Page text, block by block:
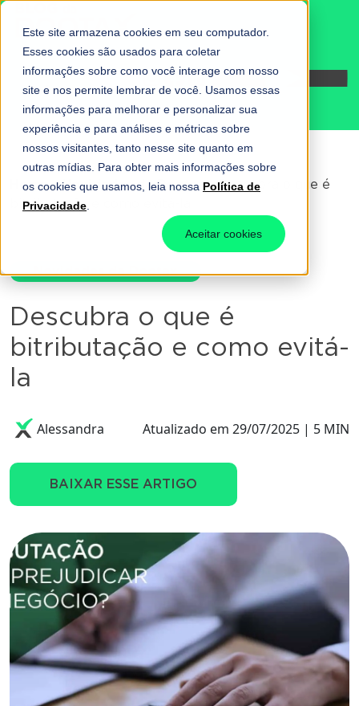
Este site armazena cookies em seu computador.
Esses cookies são usados para coletar
informações sobre como você interage com nosso
site e nos permite lembrar de você. Usamos essas
informações para melhorar e personalizar sua
experiência e para análises e métricas sobre
nossos visitantes, tanto nesse site quanto em
outras mídias. Para obter mais informações sobre
os cookies que usamos, leia nossa Política de
Privacidade
Aceitar cookies
Fale conosco
Home-Novidades da Dootax-Descubra o que é
bitributação e como evitá-la
Novidades da Dootax
Descubra o que é
bitributação e como evitá-
la
Alessandra Atualizado em 29/07/2025 | 5 MIN
BAIXAR ESSE ARTIGO